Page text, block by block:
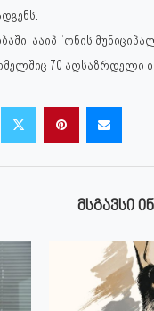
ააიპ “ონის
70
ᲛᲡᲒᲐᲕᲡᲘ